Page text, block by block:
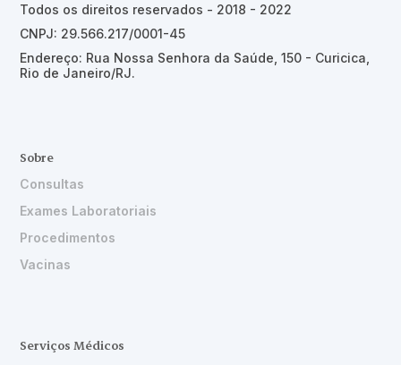
Todos os direitos reservados - 2018 - 2022
CNPJ: 29.566.217/0001-45
Endereço: Rua Nossa Senhora da Saúde, 150 - Curicica,
Rio de Janeiro/RJ.
Sobre
Consultas
Exames Laboratoriais
Procedimentos
Vacinas
Serviços Médicos